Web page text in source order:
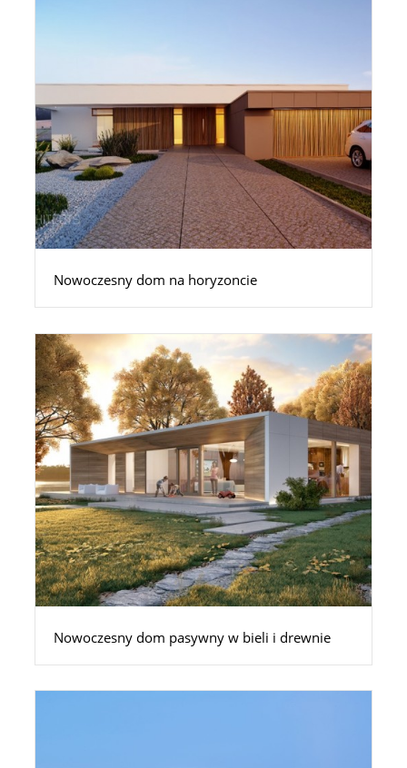
Nowoczesny dom na horyzoncie
Nowoczesny dom pasywny w bieli i drewnie